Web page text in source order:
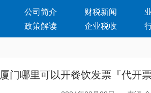
公司简介 财税新闻
政策解读 企业税收
厦门哪里可以开餐饮发票『代开